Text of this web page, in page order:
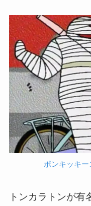
ポンキッキー
トンカラトンが有